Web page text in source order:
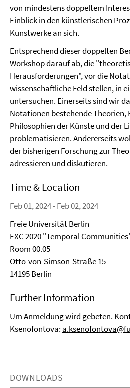
von mindestens doppeltem
Einblick in den künstlerischen
Kunstwerke an sich.
Entsprechend dieser doppelten
Workshop darauf ab, die
Herausforderungen", vor die
wissenschaftliche Feld stellen, in
untersuchen. Einerseits sind wir
Notationen bestehende
Philosophien der Künste und der
problematisieren. Andererseits
der bisherigen Forschung zur
adressieren und diskutieren.
Time & Location
Feb 01, 2024 - Feb 02, 2024
Freie Universität Berlin
EXC 2020 "Temporal
Room 00.05
Otto-von-Simson-Straße 15
14195 Berlin
Further Information
Um Anmeldung wird gebeten.
Ksenofontova:
DOWNLOADS